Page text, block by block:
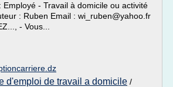
Employé - Travail à domicile ou activité
: Ruben Email : wi_ruben@yahoo.fr
- Vous...
d'emploi de travail a domicile /